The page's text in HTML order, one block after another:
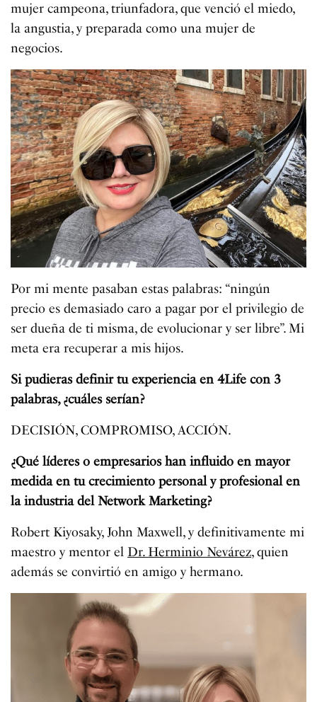
mujer campeona, triunfadora, que venció el miedo,
la angustia, y preparada como una mujer de
negocios.
Por mi mente pasaban estas palabras: “ningún
precio es demasiado caro a pagar por el privilegio de
ser dueña de ti misma, de evolucionar y ser libre”. Mi
meta era recuperar a mis hijos.
Si pudieras definir tu experiencia en 4Life con 3
palabras, ¿cuáles serían?
DECISIÓN, COMPROMISO, ACCIÓN.
¿Qué líderes o empresarios han influido en mayor
medida en tu crecimiento personal y profesional en
la industria del Network Marketing?
Robert Kiyosaky, John Maxwell, y definitivamente mi
maestro y mentor el Dr. Herminio Nevárez, quien
además se convirtió en amigo y hermano.